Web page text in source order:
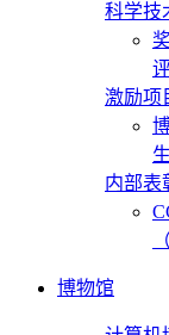
科学技
激励项
内部表
博物馆